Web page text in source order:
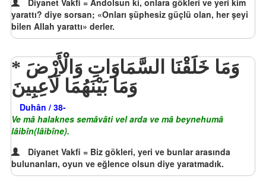
Diyanet Vakfi = Andolsun ki, onlara gökleri ve yeri kim
yarattı? diye sorsan; «Onları şüphesiz güçlü olan, her şeyi
bilen Allah yarattı» derler.
وَمَا بَيْنَهُمَا لَاعِبِينَ
Duhân / 38-
Ve mâ halaknes semâvâti vel arda ve mâ beynehumâ
lâibîn(lâibîne).
Diyanet Vakfi = Biz gökleri, yeri ve bunlar arasında
bulunanları, oyun ve eğlence olsun diye yaratmadık.